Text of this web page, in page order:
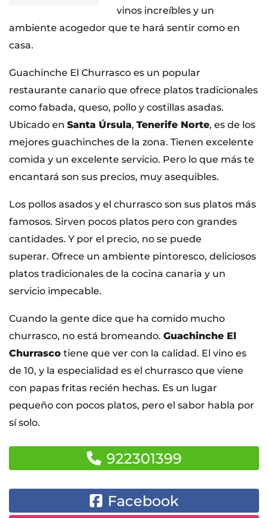
vinos increíbles y un
ambiente acogedor que te hará sentir como en
casa.
Guachinche El Churrasco es un popular
restaurante canario que ofrece platos tradicionales
como fabada, queso, pollo y costillas asadas.
Ubicado en Santa Úrsula, Tenerife Norte, es de los
mejores guachinches de la zona. Tienen excelente
comida y un excelente servicio. Pero lo que más te
encantará son sus precios, muy asequibles.
Los pollos asados y el churrasco son sus platos más
famosos. Sirven pocos platos pero con grandes
cantidades. Y por el precio, no se puede
superar. Ofrece un ambiente pintoresco, deliciosos
platos tradicionales de la cocina canaria y un
servicio impecable.
Cuando la gente dice que ha comido mucho
churrasco, no está bromeando. Guachinche El
Churrasco tiene que ver con la calidad. El vino es
de 10, y la especialidad es el churrasco que viene
con papas fritas recién hechas. Es un lugar
pequeño con pocos platos, pero el sabor habla por
sí solo.
922301399
Facebook